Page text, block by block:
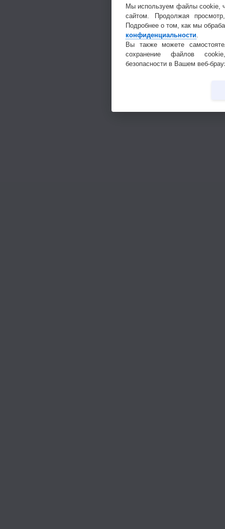
Мы используем файлы cookie,
сайтом. Продолжая
Подробнее о том, как мы
конфиденциальности.
Вы также можете
сохранение файлов
безопасности в Вашем веб-